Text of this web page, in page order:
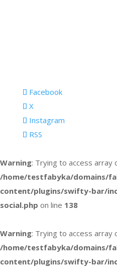
Facebook
X
Instagram
RSS
Warning: Trying to access array
/home/testfabyka/domains/
content/plugins/swifty-bar/
social.php on line 138
Warning: Trying to access array
/home/testfabyka/domains/
content/plugins/swifty-bar/